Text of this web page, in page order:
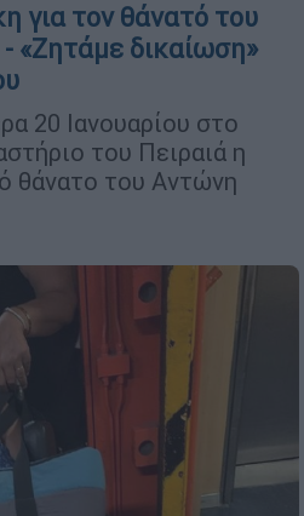
για τον θάνατό του
δικαίωση»
20 Ιανουαρίου στο
του Πειραιά η
θάνατο του Αντώνη